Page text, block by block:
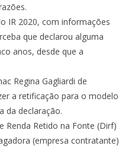
IR 2020, com informações
que declarou alguma
anos, desde que a
Regina Gagliardi de
a retificação para o modelo
da declaração.
Renda Retido na Fonte (Dirf)
(empresa contratante)